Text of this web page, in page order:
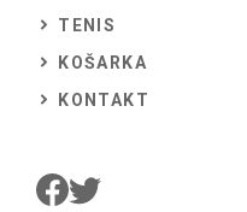
TENIS
KOŠARKA
KONTAKT